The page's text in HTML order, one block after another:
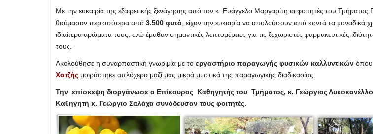
Με την ευκαιρία της εξαιρετικής ξενάγησης από τον κ. Ευάγγελο Μαργαρίτη οι φοιτητές του Τμήματος
θαύμασαν περισσότερα από 3.500 φυτά , είχαν την ευκαιρία να απολαύσουν από κοντά τα μοναδικά
ιδιαίτερα αρώματα τους, ενώ έμαθαν σημαντικές λεπτομέρειες για τις ξεχωριστές φαρμακευτικές
τους.
Ακολούθησε η συναρπαστική γνωριμία με το εργαστήριο παραγωγής φυσικών καλλυντικών όπου
Χατζής μοιράστηκε απλόχερα μαζί μας μικρά μυστικά της παραγωγικής διαδικασίας.
Την επίσκεψη διοργάνωσε ο Επίκουρος Καθηγητής του Τμήματος, κ. Γεώργιος
Καθηγητή κ. Γεώργιο Σαλάχα συνόδευσαν τους φοιτητές.